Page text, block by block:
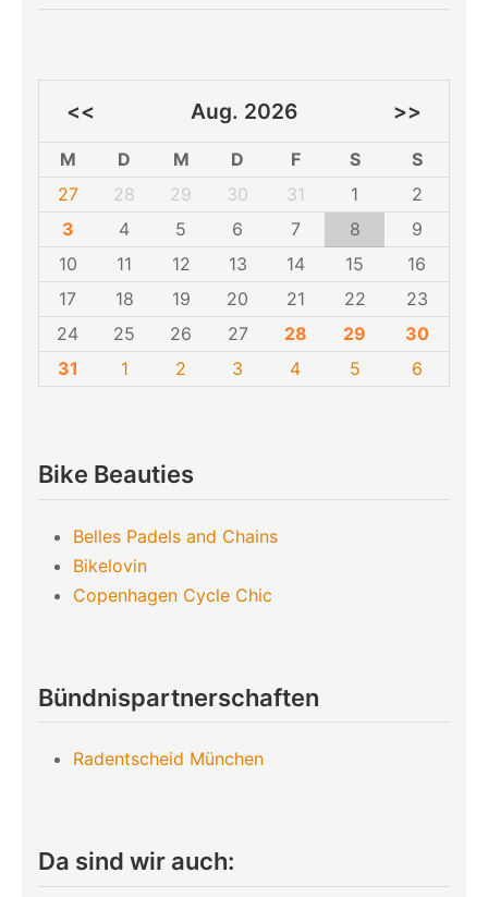
<< Aug. 2026 >>
M D M D F S
S
27
28 29 30 31 1
2
3
4 5 6 7 8
9
10
11 12 13 14 15
16
17
18 19 20 21 22
23
24
25 26 27 28 29
30
31
1 2 3 4 5 6
Bike Beauties
Belles Padels and Chains
Bikelovin
Copenhagen Cycle Chic
Bündnispartnerschaften
Radentscheid München
Da sind wir auch: